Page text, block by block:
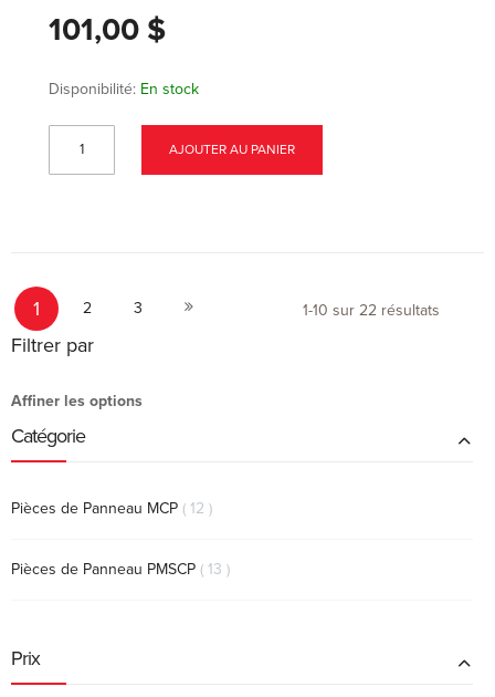
Filtrer par
Affiner les options
Catégorie
Pièces de Panneau MCP 12 produits
Pièces de Panneau PMSCP 13 produits
Prix
101,00 $
Disponibilité: En stock
AJOUTER AU PANIER
PageVous lisez actuellement la page
1 2 3 Suivant 1-10 sur 22 résultats